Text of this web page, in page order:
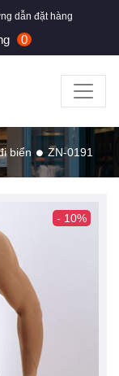
dẫn đặt hàng
0
biển ZN-0191
- 10%